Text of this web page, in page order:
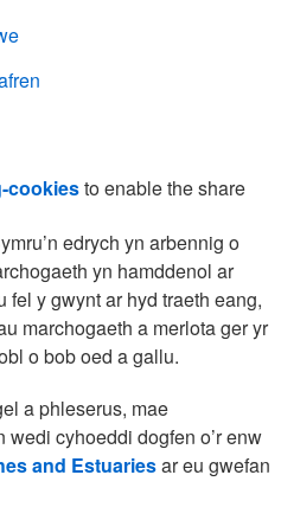
cookiesto enable the share
edrych yn arbennig o
yn hamddenol ar
y gwynt ar hyd traeth eang,
marchogaeth a merlota ger yr
o bob oed a gallu.
a phleserus, mae
cyhoeddi dogfen o’r enw
and Estuariesar eu gwefan